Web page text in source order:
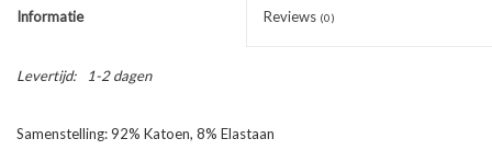
Informatie Reviews (0)
Levertijd: 1-2 dagen
Samenstelling: 92% Katoen, 8% Elastaan